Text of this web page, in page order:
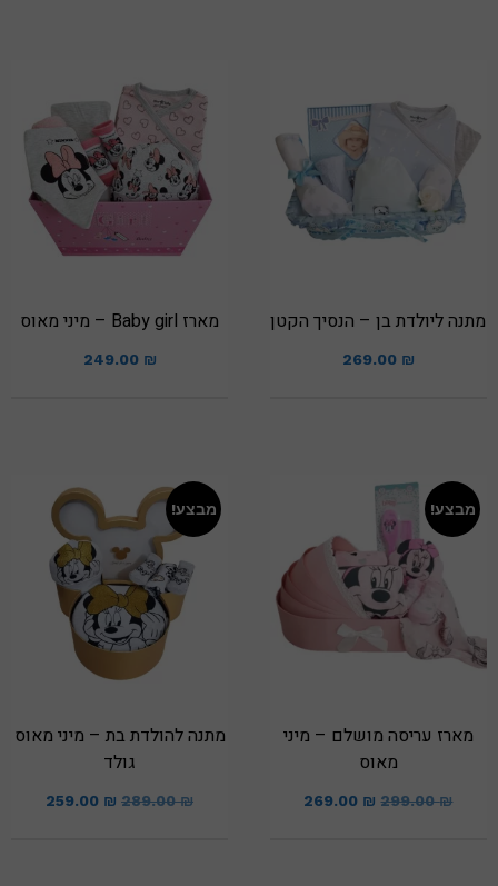
מתנה ליולדת בן – הנסיך הקטן
269.00 ₪
מארז Baby girl – מיני מאוס
249.00 ₪
מבצע!
מארז עריסה מושלם – מיני
מאוס
299.00₪
269.00 ₪
מבצע!
מתנה להולדת בת – מיני מאוס
גולד
289.00₪
259.00 ₪